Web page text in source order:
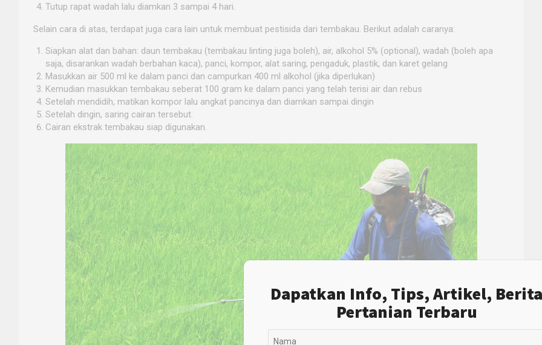
Tutup rapat wadah lalu diamkan 3 sampai 4 hari.
Selain cara di atas, terdapat juga cara lain untuk membuat pestisida dari tembakau. Berikut adalah caranya:
Siapkan alat dan bahan: daun tembakau (tembakau linting juga boleh), air, alkohol 5% (optional), wadah (boleh apa
saja, disarankan wadah berbahan kaca), panci, kompor, alat saring, pengaduk, plastik, dan karet gelang
Masukkan air 500 ml ke dalam panci dan campurkan 400 ml alkohol (jika diperlukan)
Kemudian masukkan tembakau seberat 100 gram ke dalam panci yang telah terisi air dan rebus
Setelah mendidih, matikan kompor lalu angkat pancinya dan diamkan sampai dingin
Setelah dingin, saring cairan tersebut.
Cairan ekstrak tembakau siap digunakan.
Dapatkan Info, Tips, Artikel,
Pertanian Terbaru